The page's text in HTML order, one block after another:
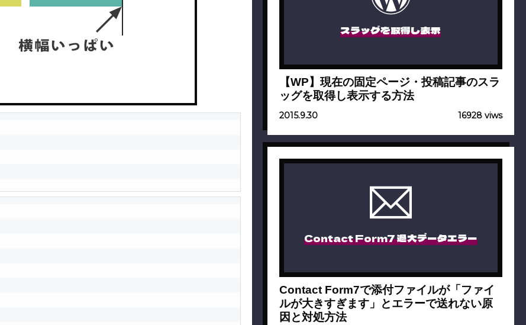
スラッグを取得し表示
【WP】現在の固定ページ・投稿記事のスラ
ッグを取得し表示する方法
2015.9.30 16928 viws
Contact Form7 過大データエラー
Contact Form7で添付ファイルが「ファイ
ルが大きすぎます」とエラーで送れない原
因と対処方法